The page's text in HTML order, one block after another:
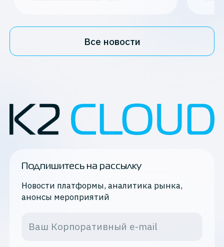
Все новости
Подпишитесь на рассылку
Новости платформы, аналитика рынка,
анонсы мероприятий